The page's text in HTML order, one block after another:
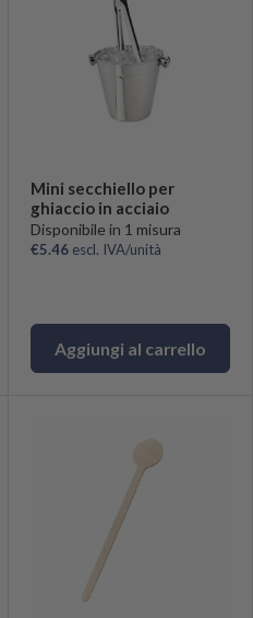
Mini secchiello per
ghiaccio in acciaio
Disponibile in 1 misura
€5.46 escl. IVA/unità
Aggiungi al carrello